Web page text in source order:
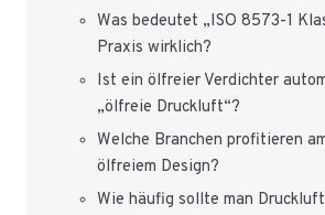
Was bedeutet „ISO 8573-1
Praxis wirklich?
Ist ein ölfreier Verdichter
„ölfreie Druckluft“?
Welche Branchen profitieren
ölfreiem Design?
Wie häufig sollte man